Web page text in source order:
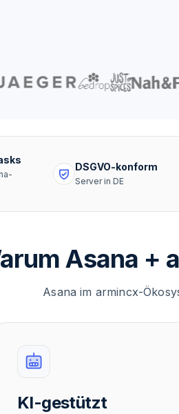
DSGVO-konform
Server in DE
Asana +
Asana im armincx-
KI-gestützt